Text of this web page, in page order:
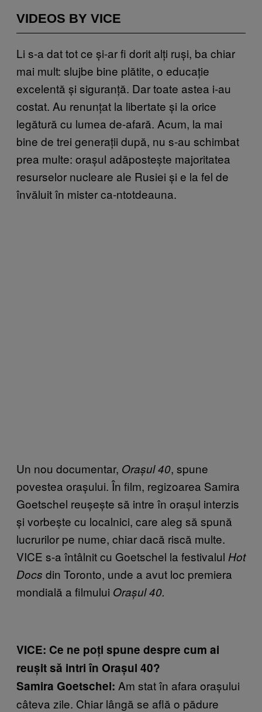
VIDEOS BY VICE
Li s-a dat tot ce și-ar fi dorit alți ruși, ba chiar
mai mult: slujbe bine plătite, o educație
excelentă și siguranță. Dar toate astea i-au
costat. Au renunțat la libertate și la orice
legătură cu lumea de-afară. Acum, la mai
bine de trei generații după, nu s-au schimbat
prea multe: orașul adăpostește majoritatea
resurselor nucleare ale Rusiei și e la fel de
învăluit în mister ca-ntotdeauna.
Un nou documentar, Orașul 40, spune
povestea orașului. În film, regizoarea Samira
Goetschel reușește să intre în orașul interzis
și vorbește cu localnici, care aleg să spună
lucrurilor pe nume, chiar dacă riscă multe.
VICE s-a întâlnit cu Goetschel la festivalul Hot
Docs din Toronto, unde a avut loc premiera
mondială a filmului Orașul 40.
VICE: Ce ne poți spune despre cum ai
reușit să intri în Orașul 40?
Samira Goetschel: Am stat în afara orașului
câteva zile. Chiar lângă se află o pădure